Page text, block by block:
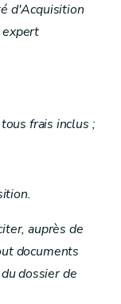
d'Acquisition
expert
frais inclus ;
auprès de
documents
dossier de